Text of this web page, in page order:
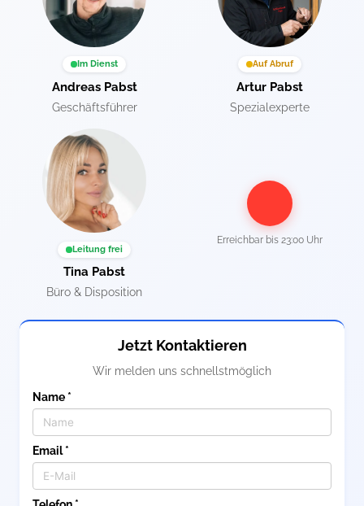
Im Dienst
Andreas Pabst
Geschäftsführer
Auf Abruf
Artur Pabst
Spezialexperte
Leitung frei
Tina Pabst
Büro & Disposition
Erreichbar bis 23:00 Uhr
Jetzt Kontaktieren
Wir melden uns schnellstmöglich
Name *
Email *